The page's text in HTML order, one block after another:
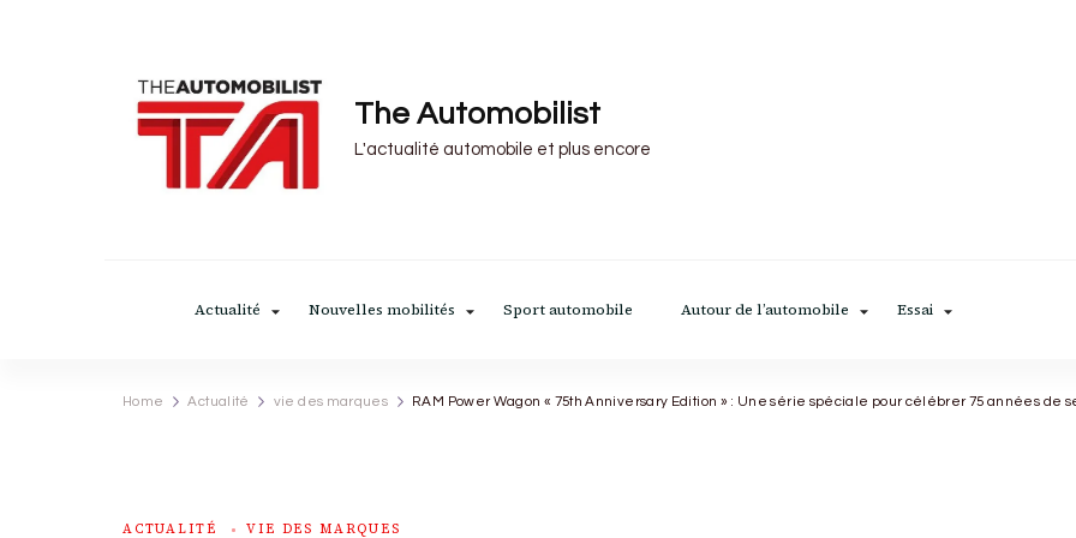
The Automobilist
L'actualité automobile et plus encore
Actualité Nouvelles mobilités Sport automobile Autour de l’automobile Essai
Home Actualité vie des marques RAM Power Wagon « 75th Anniversary Edition » : Une série spéciale pour célébrer 75 années de
ACTUALITÉ VIE DES MARQUES